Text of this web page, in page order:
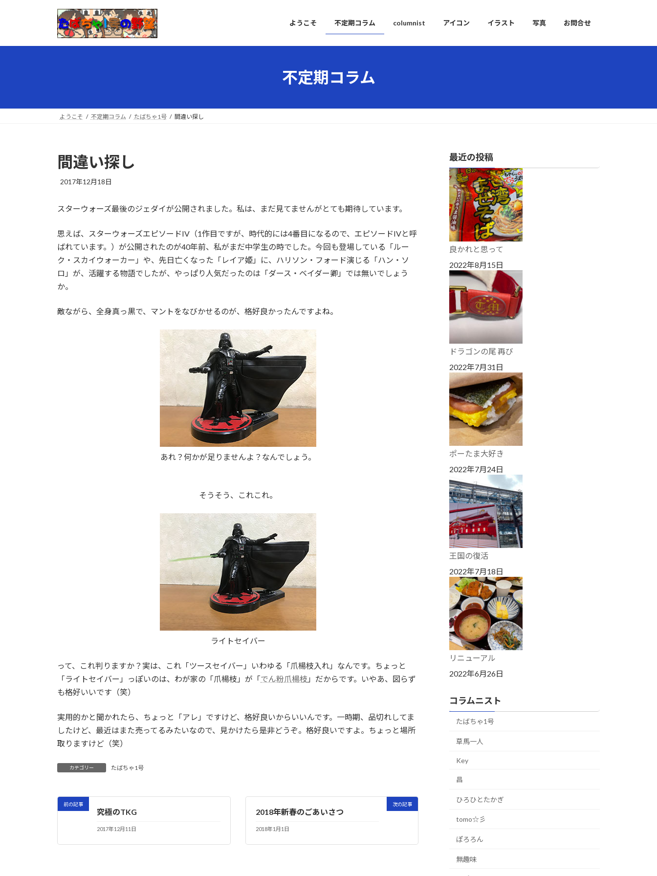
プ
動
ようこそ 不定期コラム columnist アイコン イラスト 写真 お問合せ
不定期コラム
ようこそ 不定期コラム たばちゃ1号 間違い探し
間違い探し
2017年12月18日
新
時
スターウォーズ最後のジェダイが公開されました。私は、まだ見てませんがとても期待しています。
思えば、スターウォーズエピソードIV（1作目ですが、時代的には4番目になるので、エピソードIVと呼
ばれています。）が公開されたのが40年前、私がまだ中学生の時でした。今回も登場している「ルー
ク・スカイウォーカー」や、先日亡くなった「レイア姫」に、ハリソン・フォード演じる「ハン・ソ
ロ」が、活躍する物語でしたが、やっぱり人気だったのは「ダース・ベイダー卿」では無いでしょう
か。
敵ながら、全身真っ黒で、マントをなびかせるのが、格好良かったんですよね。
あれ？何かが足りませんよ？なんでしょう。
そうそう、これこれ。
ライトセイバー
って、これ判りますか？実は、これ「ツースセイバー」いわゆる「爪楊枝入れ」なんです。ちょっと
「ライトセイバー」っぽいのは、わが家の「爪楊枝」が「でん粉爪楊枝 」だからです。いやあ、図らず
も格好いいです（笑）
実用的かと聞かれたら、ちょっと「アレ」ですけど、格好良いからいいんです。一時期、品切れしてま
したけど、最近はまた売ってるみたいなので、見かけたら是非どうぞ。格好良いですよ。ちょっと場所
取りますけど（笑）
カテゴリー たばちゃ1号
前の記事
究極のTKG
2017年12月11日
次の記事
2018年新春のごあいさつ
2018年1月1日
最近の投稿
良かれと思って
2022年8月15日
ドラゴンの尾 再び
2022年7月31日
ポーたま大好き
2022年7月24日
王国の復活
2022年7月18日
リニューアル
2022年6月26日
コラムニスト
たばちゃ1号
草馬一人
Key
昌
ひろひとたかぎ
tomo☆彡
ぽろろん
無趣味